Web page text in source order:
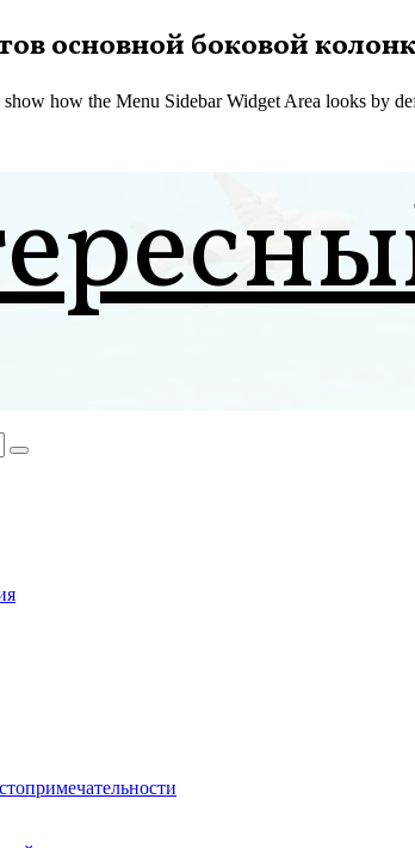
основной боковой
how the Menu Sidebar Widget Area looks by